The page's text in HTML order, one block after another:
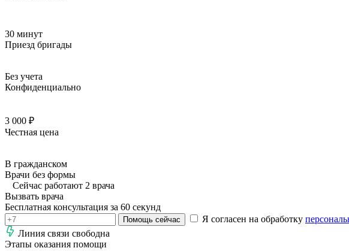
30 минут
Приезд бригады
Без учета
Конфиденциально
3 000 ₽
Честная цена
В гражданском
Врачи без формы
Сейчас работают 2 врача
Вызвать врача
Бесплатная консультация за 60 секунд
Помощь сейчас Я согласен на обработку
Линия связи свободна
Этапы оказания помощи